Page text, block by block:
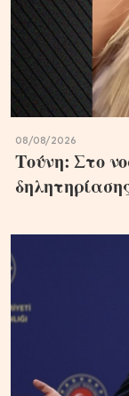
08/08/2026
Τούνη: Στο
δηλητηρίασης